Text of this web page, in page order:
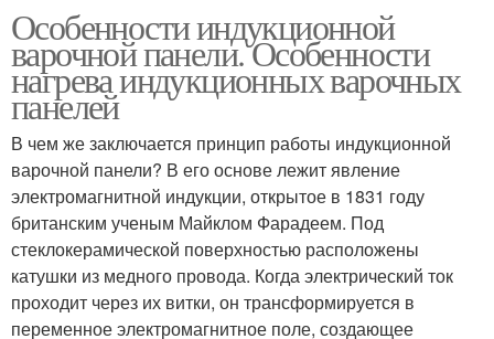
Особенности индукционной
варочной панели. Особенности
нагрева индукционных варочных
панелей
В чем же заключается принцип работы индукционной
варочной панели? В его основе лежит явление
электромагнитной индукции, открытое в 1831 году
британским ученым Майклом Фарадеем. Под
стеклокерамической поверхностью расположены
катушки из медного провода. Когда электрический ток
проходит через их витки, он трансформируется в
переменное электромагнитное поле, создающее